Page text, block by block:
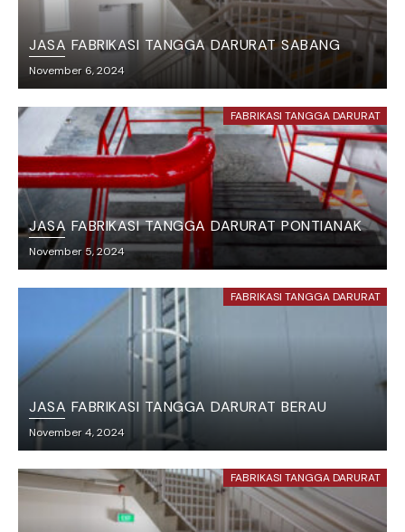
JASA FABRIKASI TANGGA DARURAT SABANG
November 6, 2024
FABRIKASI TANGGA DARURAT
JASA FABRIKASI TANGGA DARURAT PONTIANAK
November 5, 2024
FABRIKASI TANGGA DARURAT
JASA FABRIKASI TANGGA DARURAT BERAU
November 4, 2024
FABRIKASI TANGGA DARURAT